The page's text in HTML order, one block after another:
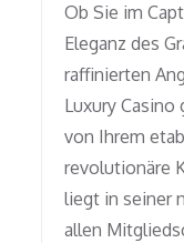
Ob Sie im
Eleganz des
raffinierten
Luxury
von Ihrem
revolutionäre
liegt in seiner
allen